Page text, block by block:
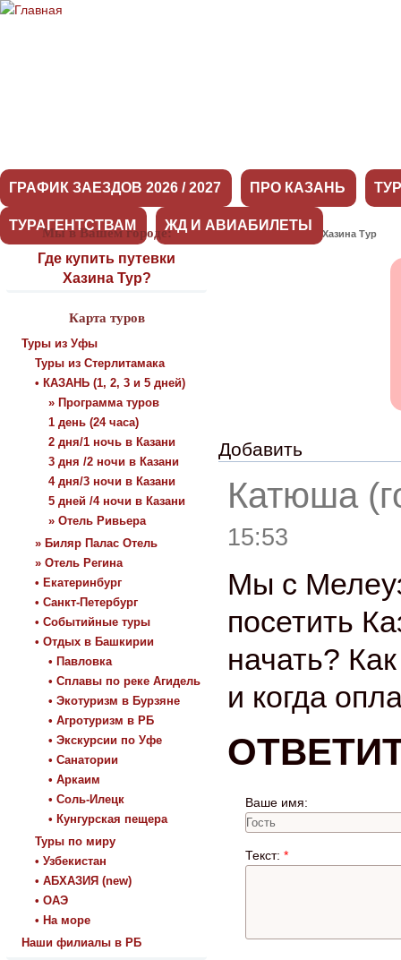
ГРАФИК ЗАЕЗДОВ 2026 / 2027 ПРО КАЗАНЬ
ТУРАГЕНТСТВАМ ЖД И АВИАБИЛЕТЫ
Мы в Вашем городе:
Где купить путевки
Хазина Тур?
Карта туров
Туры из Уфы
Туры из Стерлитамака
• КАЗАНЬ (1, 2, 3 и 5 дней)
» Программа туров
1 день (24 часа)
2 дня/1 ночь в Казани
3 дня /2 ночи в Казани
4 дня/3 ночи в Казани
5 дней /4 ночи в Казани
» Отель Ривьера
» Биляр Палас Отель
» Отель Регина
• Екатеринбург
• Санкт-Петербург
• Событийные туры
• Отдых в Башкирии
• Павловка
• Сплавы по реке Агидель
• Экотуризм в Бурзяне
• Агротуризм в РБ
• Экскурсии по Уфе
• Санатории
• Аркаим
• Соль-Илецк
• Кунгурская пещера
Туры по миру
• Узбекистан
• АБХАЗИЯ (new)
• ОАЭ
• На море
Наши филиалы в РБ
Оставить отзыв о Хазина Тур
Добавить
Катюша
15:53
Мы с
посетить
начать?
и когда
Ваше имя:
Текст: *